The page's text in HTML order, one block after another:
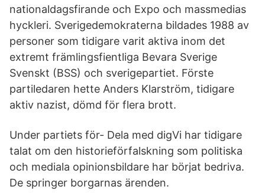
nationaldagsfirande och Expo och massmedias
hyckleri. Sverigedemokraterna bildades 1988 av
personer som tidigare varit aktiva inom det
extremt främlingsfientliga Bevara Sverige
Svenskt (BSS) och sverigepartiet. Förste
partiledaren hette Anders Klarström, tidigare
aktiv nazist, dömd för flera brott.
Under partiets för- Dela med digVi har tidigare
talat om den historieförfalskning som politiska
och mediala opinionsbildare har börjat bedriva.
De springer borgarnas ärenden.